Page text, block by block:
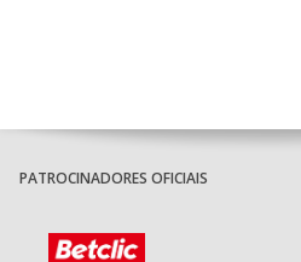
PATROCINADORES OFICIAIS